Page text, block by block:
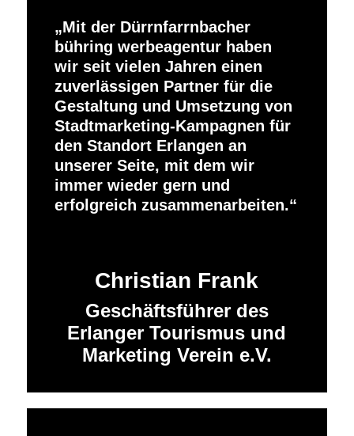
Mit der Dürrnfarrnbacher
bühring werbeagentur haben
wir seit vielen Jahren einen
zuverlässigen Partner für die
Gestaltung und Umsetzung von
Stadtmarketing-Kampagnen für
den Standort Erlangen an
unserer Seite, mit dem wir
immer wieder gern und
erfolgreich zusammenarbeiten.
Christian Frank
Geschäftsführer des
Erlanger Tourismus und
Marketing Verein e.V.